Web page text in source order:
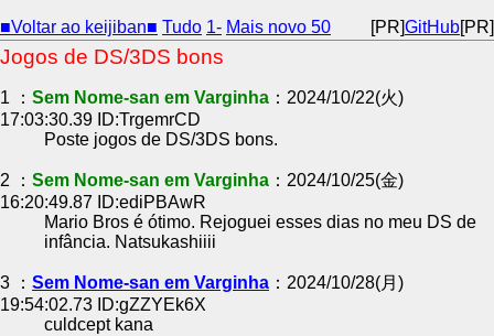
■Voltar ao keijiban■ Tudo 1- Mais novo 50 [PR]GitHub[PR]
Jogos de DS/3DS bons
1 ： Sem Nome-san em Varginha ：2024/10/22(火)
17:03:30.39 ID:TrgemrCD
Poste jogos de DS/3DS bons.
2 ： Sem Nome-san em Varginha ：2024/10/25(金)
16:20:49.87 ID:ediPBAwR
Mario Bros é ótimo. Rejoguei esses dias no meu DS de
infância. Natsukashiiii
3 ： Sem Nome-san em Varginha ：2024/10/28(月)
19:54:02.73 ID:gZZYEk6X
culdcept kana